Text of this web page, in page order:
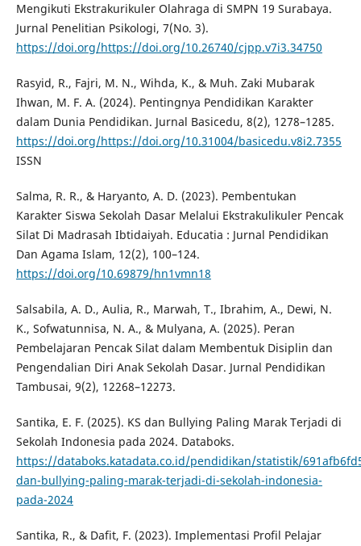
Mengikuti Ekstrakurikuler Olahraga di SMPN 19 Surabaya.
Jurnal Penelitian Psikologi, 7(No. 3).
https://doi.org/https://doi.org/10.26740/cjpp.v7i3.34750
Rasyid, R., Fajri, M. N., Wihda, K., & Muh. Zaki Mubarak
Ihwan, M. F. A. (2024). Pentingnya Pendidikan Karakter
dalam Dunia Pendidikan. Jurnal Basicedu, 8(2), 1278–1285.
https://doi.org/https://doi.org/10.31004/basicedu.v8i2.7355
ISSN
Salma, R. R., & Haryanto, A. D. (2023). Pembentukan
Karakter Siswa Sekolah Dasar Melalui Ekstrakulikuler Pencak
Silat Di Madrasah Ibtidaiyah. Educatia : Jurnal Pendidikan
Dan Agama Islam, 12(2), 100–124.
https://doi.org/10.69879/hn1vmn18
Salsabila, A. D., Aulia, R., Marwah, T., Ibrahim, A., Dewi, N.
K., Sofwatunnisa, N. A., & Mulyana, A. (2025). Peran
Pembelajaran Pencak Silat dalam Membentuk Disiplin dan
Pengendalian Diri Anak Sekolah Dasar. Jurnal Pendidikan
Tambusai, 9(2), 12268–12273.
Santika, E. F. (2025). KS dan Bullying Paling Marak Terjadi di
Sekolah Indonesia pada 2024. Databoks.
https://databoks.katadata.co.id/pendidikan/statistik/
dan-bullying-paling-marak-terjadi-di-sekolah-indonesia-
pada-2024
Santika, R., & Dafit, F. (2023). Implementasi Profil Pelajar